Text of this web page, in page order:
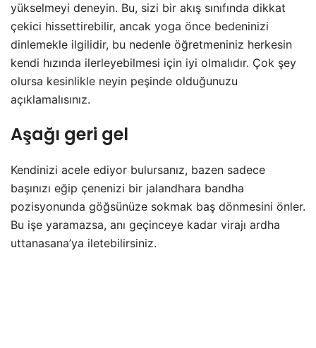
yükselmeyi deneyin. Bu, sizi bir akış sınıfında dikkat
çekici hissettirebilir, ancak yoga önce bedeninizi
dinlemekle ilgilidir, bu nedenle öğretmeniniz herkesin
kendi hızında ilerleyebilmesi için iyi olmalıdır. Çok şey
olursa kesinlikle neyin peşinde olduğunuzu
açıklamalısınız.
Aşağı geri gel
Kendinizi acele ediyor bulursanız, bazen sadece
başınızı eğip çenenizi bir jalandhara bandha
pozisyonunda göğsünüze sokmak baş dönmesini önler.
Bu işe yaramazsa, anı geçinceye kadar virajı ardha
uttanasana’ya iletebilirsiniz.